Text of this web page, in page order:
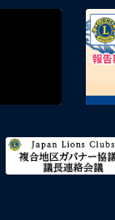
トオンズクラブ国際協会